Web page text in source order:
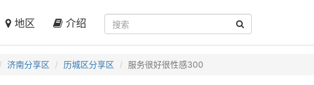
地区 介绍
济南分享区 历城区分享区 服务很好很性感300